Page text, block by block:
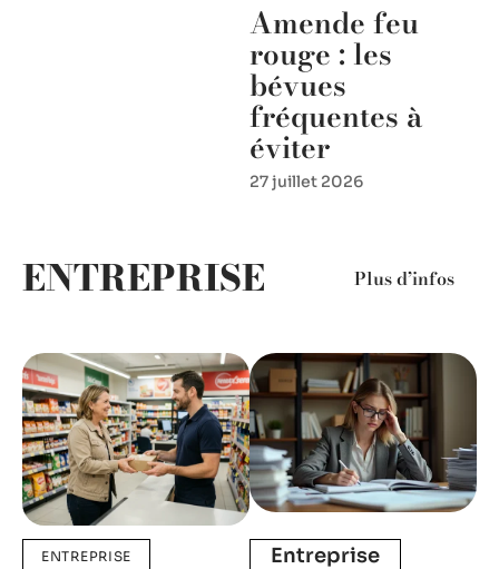
Amende feu
rouge : les
bévues
fréquentes à
éviter
27 juillet 2026
ENTREPRISE Plus d’infos
ENTREPRISE Entreprise